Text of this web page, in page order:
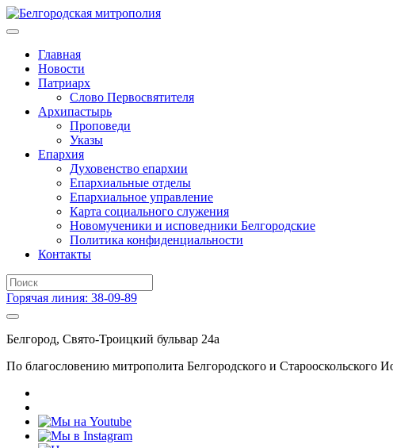
Главная
Новости
Патриарх
Слово Первосвятителя
Архипастырь
Проповеди
Указы
Епархия
Духовенство епархии
Епархиальные отделы
Епархиальное управление
Карта социального служения
Новомученики и исповедники Белгородские
Политика конфиденциальности
Контакты
Горячая линия: 38-09-89
Белгород, Свято-Троицкий бульвар 24а
По благословению митрополита Белгородского и Старооскольского